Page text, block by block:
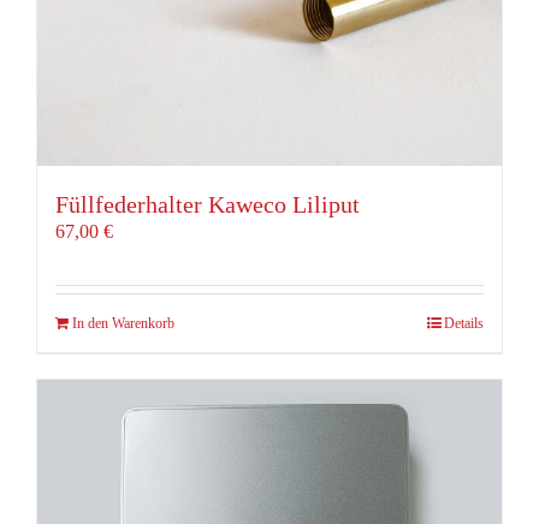
Füllfederhalter Kaweco Liliput
67,00 €
In den Warenkorb Details